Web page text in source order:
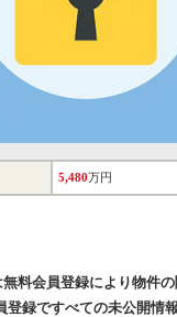
5,480万円
料会員登録により物件の
登録ですべての未公開情